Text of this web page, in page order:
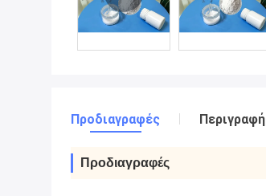
Προδιαγραφές Περιγραφή
Προδιαγραφές